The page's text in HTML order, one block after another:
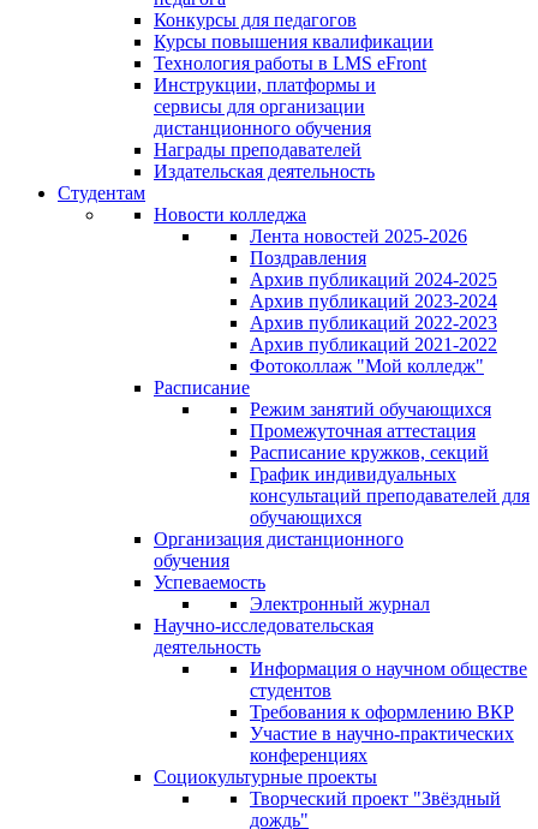
Конкурсы для педагогов
Курсы повышения квалификации
Технология работы в LMS eFront
Инструкции, платформы и
сервисы для организации
дистанционного обучения
Награды преподавателей
Издательская деятельность
Студентам
Новости колледжа
Лента новостей 2025-2026
Поздравления
Архив публикаций 2024-2025
Архив публикаций 2023-2024
Архив публикаций 2022-2023
Архив публикаций 2021-2022
Фотоколлаж "Мой колледж"
Расписание
Режим занятий обучающихся
Промежуточная аттестация
Расписание кружков, секций
График индивидуальных
консультаций преподавателей для
обучающихся
Организация дистанционного
обучения
Успеваемость
Электронный журнал
Научно-исследовательская
деятельность
Информация о научном обществе
студентов
Требования к оформлению ВКР
Участие в научно-практических
конференциях
Социокультурные проекты
Творческий проект "Звёздный
дождь"